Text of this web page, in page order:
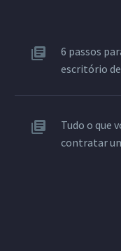
6 passos
escritório
Tudo o que
contratar